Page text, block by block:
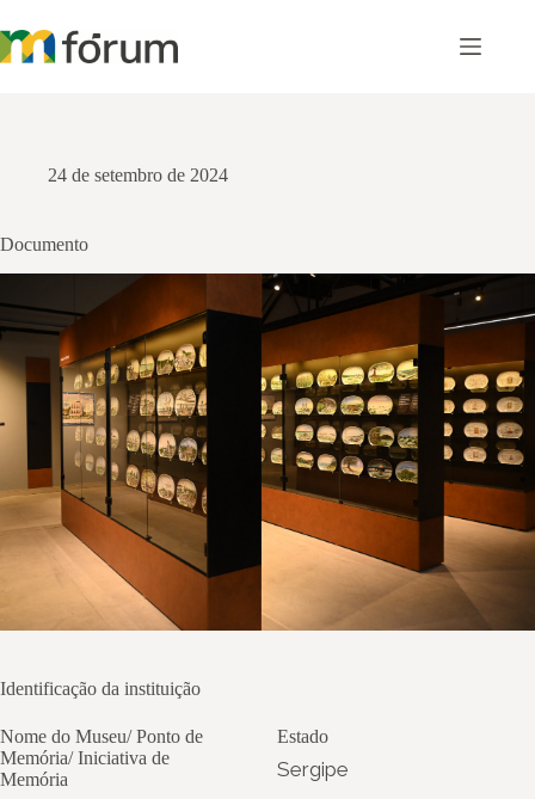
para
o
24 de setembro de 2024
Documento
Identificação da instituição
Nome do Museu/ Ponto de
Memória/ Iniciativa de
Memória
Estado
Sergipe